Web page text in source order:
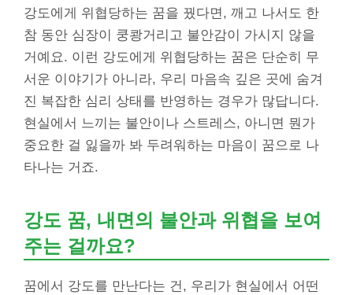
강도에게 위협당하는 꿈을 꿨다면, 깨고 나서도 한
참 동안 심장이 쿵쾅거리고 불안감이 가시지 않을
거예요. 이런 강도에게 위협당하는 꿈은 단순히 무
서운 이야기가 아니라, 우리 마음속 깊은 곳에 숨겨
진 복잡한 심리 상태를 반영하는 경우가 많답니다.
현실에서 느끼는 불안이나 스트레스, 아니면 뭔가
중요한 걸 잃을까 봐 두려워하는 마음이 꿈으로 나
타나는 거죠.
강도 꿈, 내면의 불안과 위협을 보여
주는 걸까요?
꿈에서 강도를 만난다는 건, 우리가 현실에서 어떤